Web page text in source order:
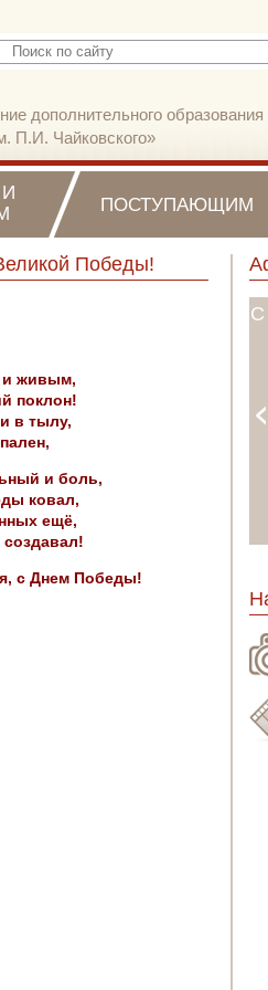
дополнительного образования
П.И. Чайковского»
ПОСТУПАЮЩИМ
Победы!
и живым,
поклон!
в тылу,
и боль,
ковал,
ещё,
с Днем Победы!
С